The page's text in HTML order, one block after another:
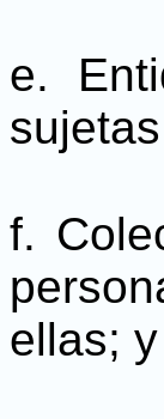
e.
f.
ellas; y